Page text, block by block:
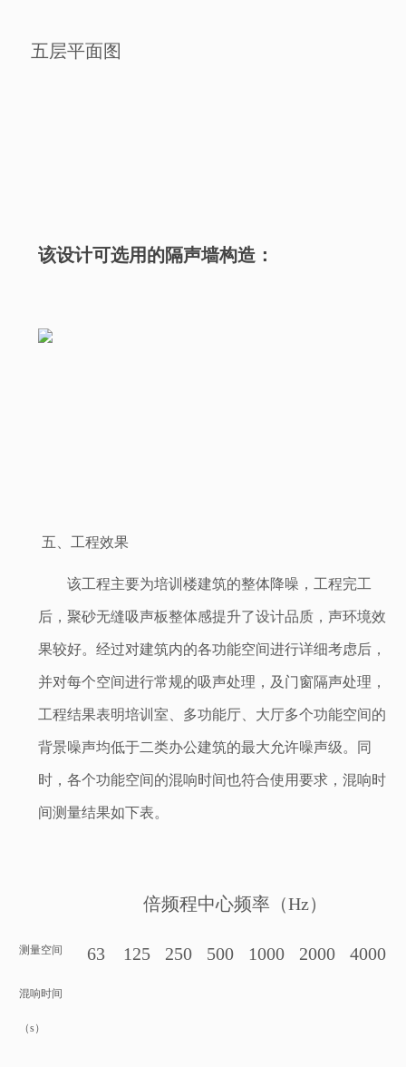
五层平面图
该设计可选用的隔声墙构造：
五、 工程效果
该工程主要为培训楼建筑的整体降噪，工程完工
后，聚砂无缝吸声板整体感提升了设计品质，声环境效
果较好。经过对建筑内的各功能空间进行详细考虑后，
并对每个空间进行常规的吸声处理，及门窗隔声处理，
工程结果表明培训室、多功能厅、大厅多个功能空间的
背景噪声均低于二类办公建筑的最大允许噪声级。同
时，各个功能空间的混响时间也符合使用要求，混响时
间测量结果如下表。
测量空间
混响时间
（s）
倍频程中心频率（Hz）
63 125 250 500 1000 2000 4000